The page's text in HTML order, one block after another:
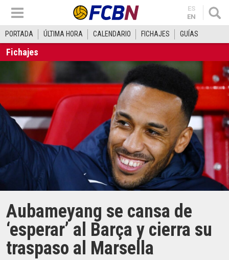
ES
EN
PORTADA ÚLTIMA HORA CALENDARIO FICHAJES GUÍAS
Fichajes
Aubameyang se cansa de
‘esperar’ al Barça y cierra su
traspaso al Marsella